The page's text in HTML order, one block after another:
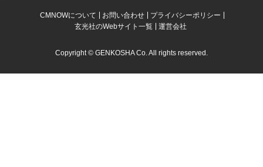
CMNOWについて お問い合わせ
プライバシーポリシー
玄光社のWebサイト一覧
運営会社
Copyright © GENKOSHA Co. All rights reserved.